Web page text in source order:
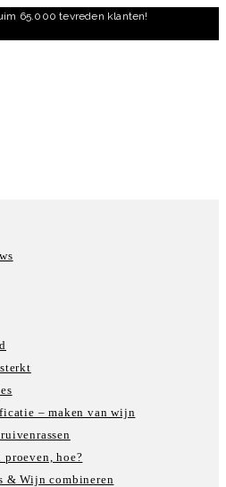
65.000 tevreden klanten!
– maken van wijn
proeven, hoe?
& Wijn combineren